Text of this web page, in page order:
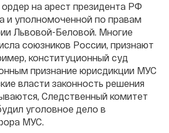
ордер на арест президента РФ
и уполномоченной по правам
Львовой-Беловой. Многие
союзников России, признают
конституционный суд
признание юрисдикции МУС
власти законность решения
Следственный комитет
уголовное дело в
МУС.